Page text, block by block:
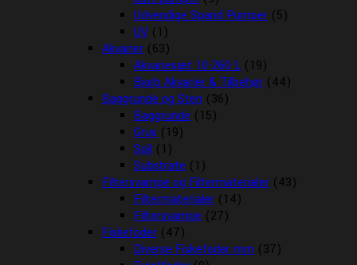
Udvendige Spand Pumper (5)
UV (1)
Akvarier (63)
Akvariesæt 10-260 L (19)
Biorb Akvarier & Tilbehør (44)
Baggrunde og Sten (36)
Baggrunde (15)
Grus (19)
Soil (1)
Substrate (1)
Filtersvampe og Filtermaterialer (43)
Filtermaterialer (14)
Filtersvampe (27)
Fiskefoder (47)
Diverse Fiskefoder mm (37)